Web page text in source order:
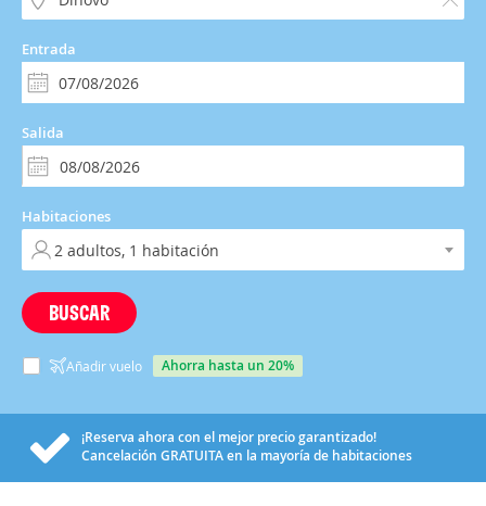
Entrada
Salida
Habitaciones
BUSCAR
Añadir vuelo ahorra hasta un 20%
¡Reserva ahora con el mejor precio garantizado!
Cancelación GRATUITAen la mayoría de habitaciones